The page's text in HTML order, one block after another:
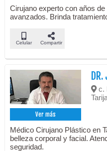
Cirujano experto con años
avanzados. Brinda
Celular Compartir
Ver más
DR.
c.
Médico Cirujano Plástico en
belleza corporal y facial.
seguridad.